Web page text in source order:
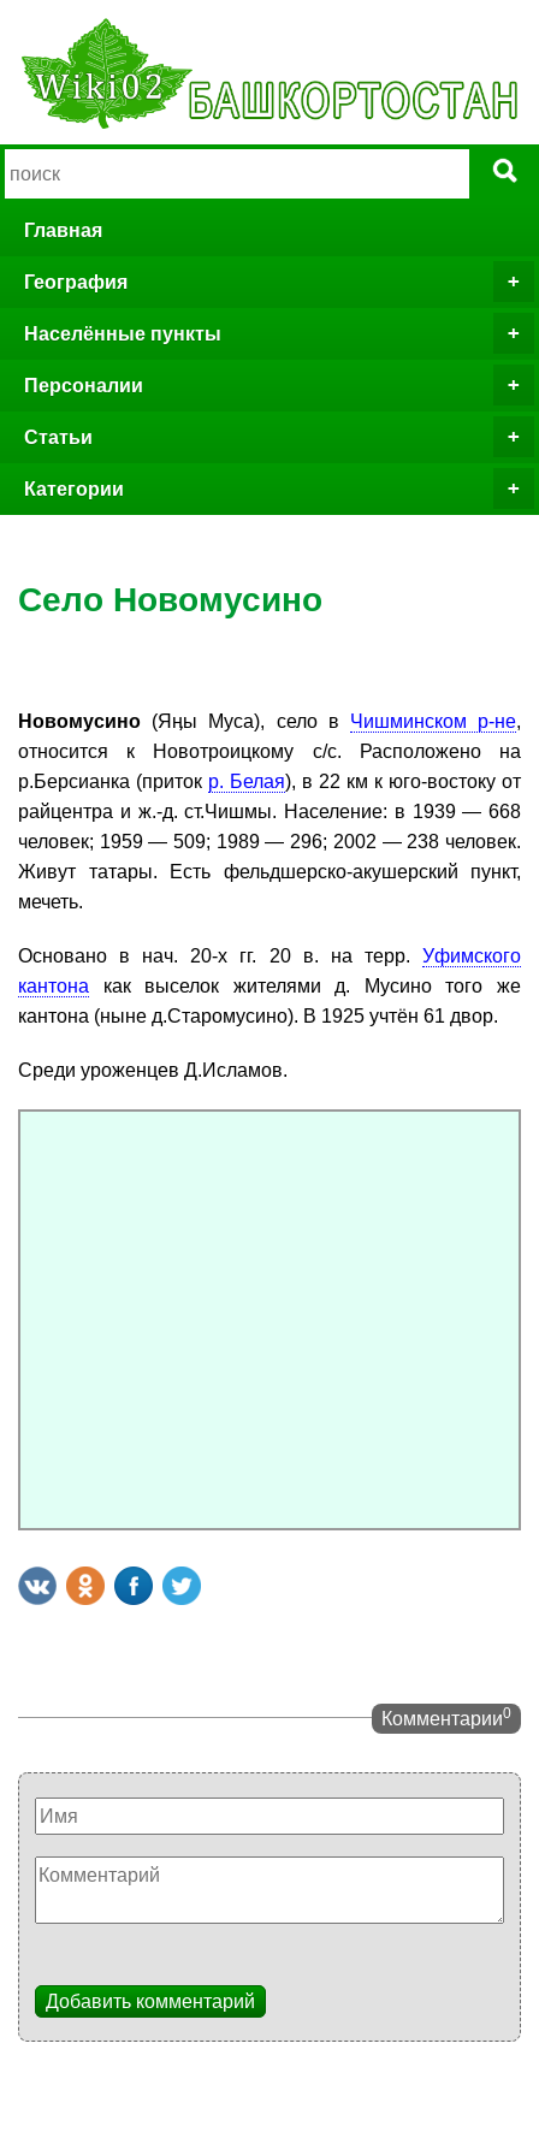
Главная
География
Населённые пункты
Персоналии
Статьи
Категории
Село Новомусино
Новомусино (Яӊы Муса), село в Чишминском р-не,
относится к Новотроицкому с/с. Расположено на
р.Берсианка (приток р. Белая), в 22 км к юго-востоку от
райцентра и ж.-д. ст.Чишмы. Население: в 1939 — 668
человек; 1959 — 509; 1989 — 296; 2002 — 238 человек.
Живут татары. Есть фельдшерско-акушерский пункт,
мечеть.
Основано в нач. 20-х гг. 20 в. на терр. Уфимского
кантона как выселок жителями д. Мусино того же
кантона (ныне д.Старомусино). В 1925 учтён 61 двор.
Среди уроженцев Д.Исламов.
Комментарии0
Добавить комментарий